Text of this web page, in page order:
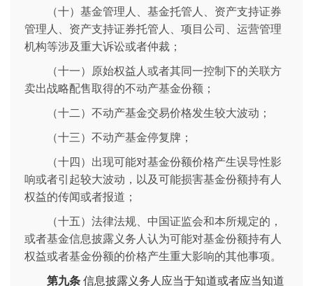
（十）基金管理人、基金托管人、资产支持证券
管理人、资产支持证券托管人、项目公司、运营管理
机构等涉及重大诉讼或者仲裁；
（十一）原始权益人或者其同一控制下的关联方
卖出战略配售取得的不动产基金份额；
（十二）不动产基金交易价格发生较大波动；
（十三）不动产基金停复牌；
（十四）出现可能对基金份额价格产生误导性影
响或者引起较大波动，以及可能损害基金份额持有人
权益的传闻或者报道；
（十五）法律法规、中国证监会和本所规定的，
或者基金信息披露义务人认为可能对基金份额持有人
权益或者基金份额的价格产生重大影响的其他事项。
第九条 信息披露义务人应当于知道或者应当知道